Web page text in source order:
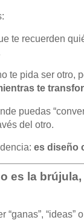
te recuerden
te pida ser otro,
te
puedas
del otro.
es diseño
es la
“ganas”, “ideas”